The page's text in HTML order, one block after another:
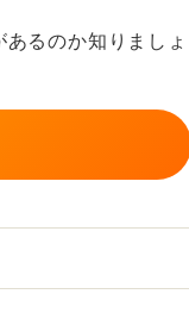
目安、もし追加情
れば共有したい旨
るのか知りましょ